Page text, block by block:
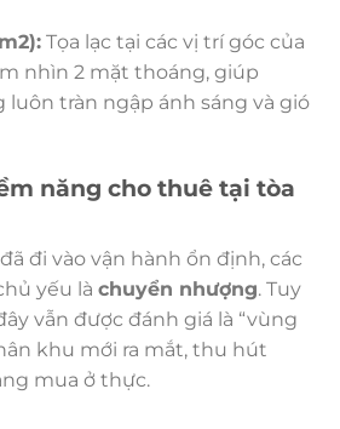
Tọa lạc tại các vị trí góc của
nhìn 2 mặt thoáng, giúp
luôn tràn ngập ánh sáng và gió
năng cho thuê tại tòa
đi vào vận hành ổn định, các
yếu là chuyển nhượng. Tuy
vẫn được đánh giá là “vùng
khu mới ra mắt, thu hút
mua ở thực.